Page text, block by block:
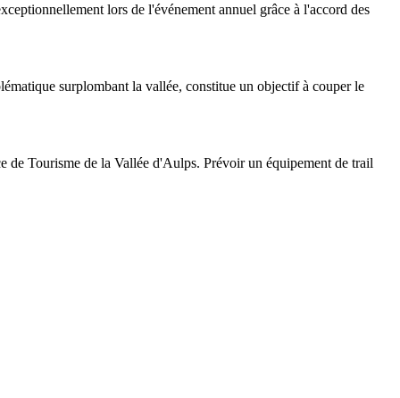
lors de l'événement annuel grâce à l'accord des
surplombant la vallée, constitue un objectif à couper le
Tourisme de la Vallée d'Aulps. Prévoir un équipement de trail